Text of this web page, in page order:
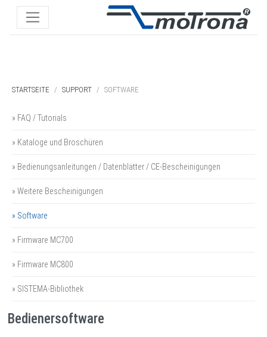
STARTSEITE SUPPORT SOFTWARE
» FAQ / Tutorials
» Kataloge und Broschüren
» Bedienungsanleitungen / Datenblätter / CE-Bescheinigungen
» Weitere Bescheinigungen
» Software
» Firmware MC700
» Firmware MC800
» SISTEMA-Bibliothek
Bedienersoftware